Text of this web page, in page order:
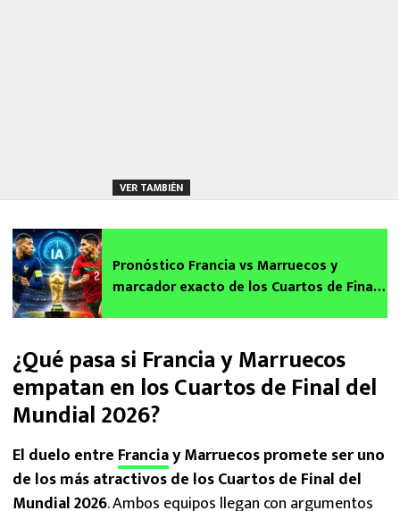
VER TAMBIÉN
Pronóstico Francia vs Marruecos y
marcador exacto de los Cuartos de Final
¿Qué pasa si Francia y Marruecos
empatan en los Cuartos de Final del
Mundial 2026?
El duelo entre Franciay Marruecos promete ser uno
de los más atractivos de los Cuartos de Final del
Mundial 2026. Ambos equipos llegan con argumentos